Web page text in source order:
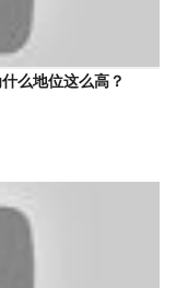
么地位这么高？